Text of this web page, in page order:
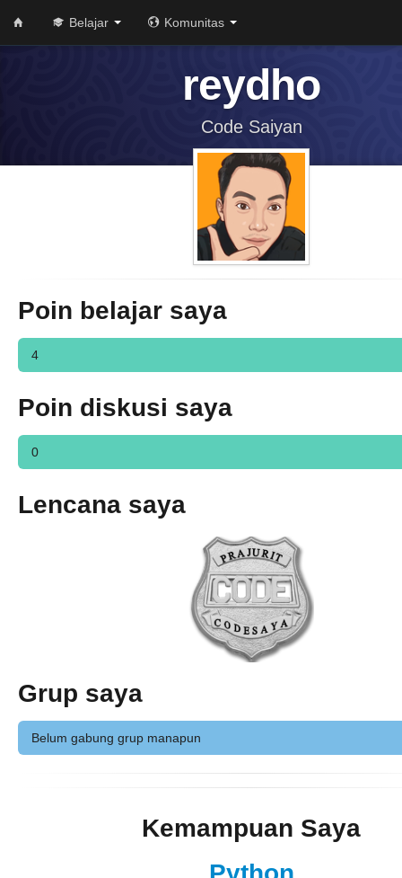
Belajar Komunitas
reydho
Code Saiyan
Poin belajar saya
4
Poin diskusi saya
0
Lencana saya
Grup saya
Belum gabung grup manapun
Kemampuan Saya